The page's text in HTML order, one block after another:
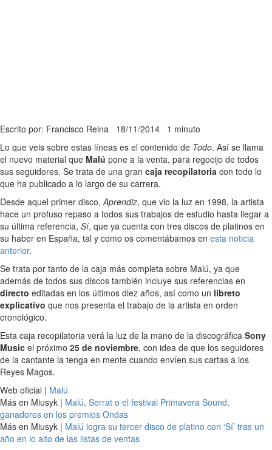
Escrito por: Francisco Reina 18/11/2014 1 minuto
Lo que veis sobre estas líneas es el contenido de Todo. Así se llama
el nuevo material que Malú pone a la venta, para regocijo de todos
sus seguidores. Se trata de una gran caja recopilatoria con todo lo
que ha publicado a lo largo de su carrera.
Desde aquel primer disco,Aprendiz, que vio la luz en 1998, la artista
hace un profuso repaso a todos sus trabajos de estudio hasta llegar a
su última referencia, Sí, que ya cuenta con tres discos de platinos en
su haber en España, tal y como os comentábamos en esta noticia
anterior.
Se trata por tanto de la caja más completa sobre Malú, ya que
además de todos sus discos también incluye sus referencias en
directo editadas en los últimos diez años, así como un libreto
explicativo que nos presenta el trabajo de la artista en orden
cronológico.
Esta caja recopilatoria verá la luz de la mano de la discográfica Sony
Music el próximo 25 de noviembre, con idea de que los seguidores
de la cantante la tenga en mente cuando envíen sus cartas a los
Reyes Magos.
Web oficial | Malú
Más en Miusyk | Malú, Serrat o el festival Primavera Sound,
ganadores en los premios Ondas
Más en Miusyk | Malú logra su tercer disco de platino con ‘Sí’ tras un
año en lo alto de las listas de ventas